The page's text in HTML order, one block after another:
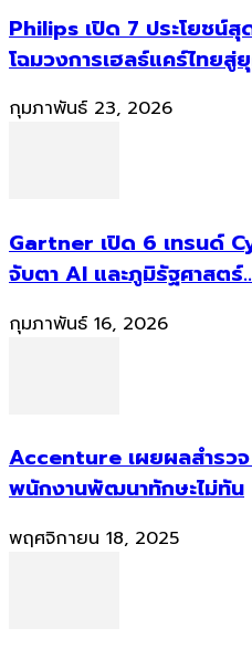
Philips เปิด 7 ประโยชน์สุ
โฉมวงการเฮลธ์แคร์ไทยสู่
กุมภาพันธ์ 23, 2026
Gartner เปิด 6 เทรนด์
จับตา AI และภูมิรัฐศาสตร์
กุมภาพันธ์ 16, 2026
Accenture เผยผลสำรว
พนักงานพัฒนาทักษะไม่ทัน
พฤศจิกายน 18, 2025